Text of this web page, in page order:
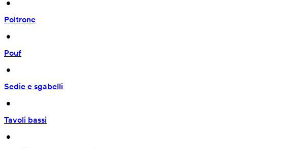
•
Poltrone
•
Pouf
•
Sedie e sgabelli
•
Tavoli bassi
•